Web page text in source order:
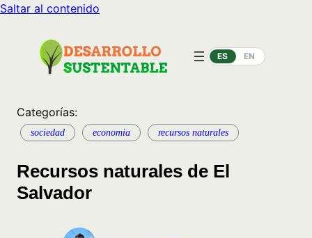
Saltar al contenido
ES EN
Categorías:
sociedad economia recursos naturales
Recursos naturales de El
Salvador